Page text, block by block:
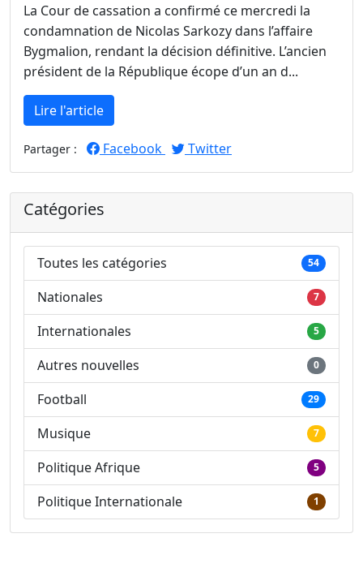
La Cour de cassation a confirmé ce mercredi la
condamnation de Nicolas Sarkozy dans l’affaire
Bygmalion, rendant la décision définitive. L’ancien
président de la République écope d’un an d...
Lire l'article
Partager : Facebook Twitter
Catégories
Toutes les catégories 54
Nationales 7
Internationales 5
Autres nouvelles 0
Football 29
Musique 7
Politique Afrique 5
Politique Internationale 1